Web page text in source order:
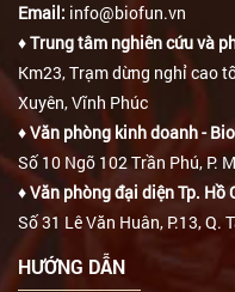
Email: info@biofun.vn
♦ Trung tâm nghiên cứu và
Km23, Trạm dừng nghỉ cao
Xuyên, Vĩnh Phúc
♦ Văn phòng kinh doanh -
Số 10 Ngõ 102 Trần Phú, P.
♦ Văn phòng đại diện Tp. Hồ
Số 31 Lê Văn Huân, P.13, Q.
HƯỚNG DẪN